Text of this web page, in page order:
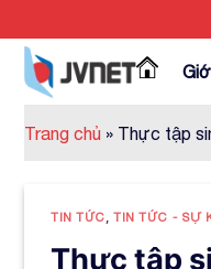
to
content
Trang chủ » Thực tập
TIN TỨC ,TIN TỨC - SỰ
Thực tập